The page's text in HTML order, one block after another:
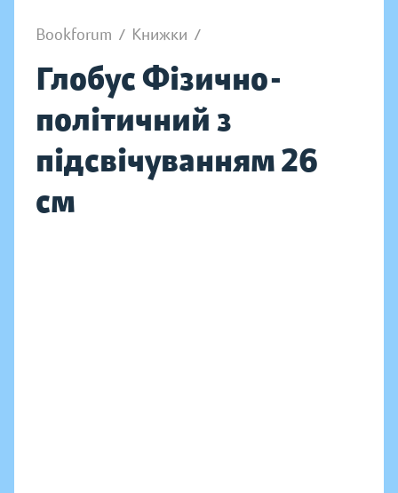
Bookforum / Книжки /
Глобус Фізично-
політичний з
підсвічуванням 26
см